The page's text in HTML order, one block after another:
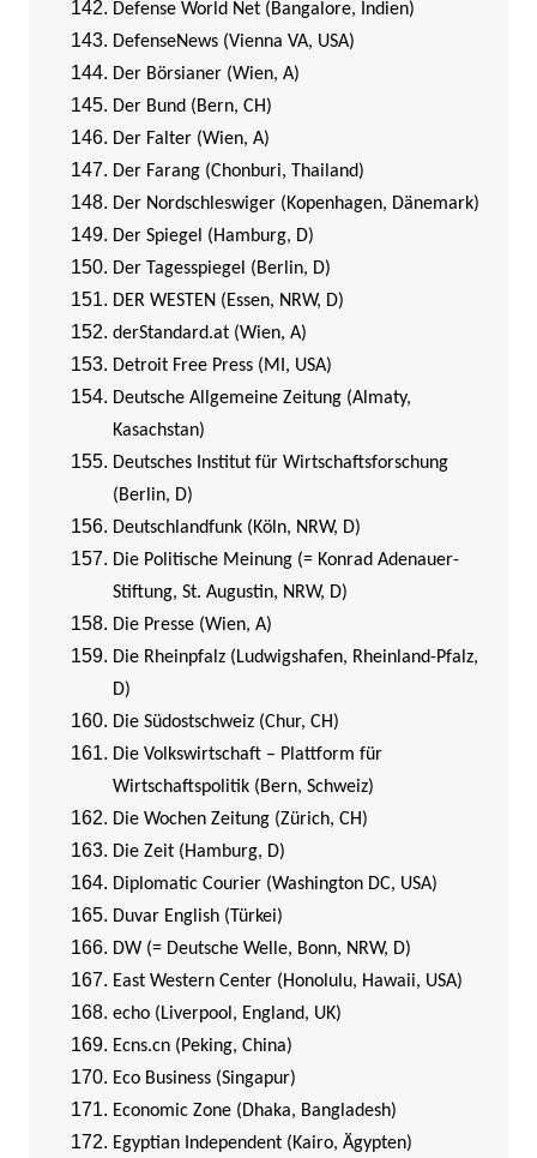
Defense World Net (Bangalore, Indien)
DefenseNews (Vienna VA, USA)
Der Börsianer (Wien, A)
Der Bund (Bern, CH)
Der Falter (Wien, A)
Der Farang (Chonburi, Thailand)
Der Nordschleswiger (Kopenhagen, Dänemark)
Der Spiegel (Hamburg, D)
Der Tagesspiegel (Berlin, D)
DER WESTEN (Essen, NRW, D)
derStandard.at (Wien, A)
Detroit Free Press (MI, USA)
Deutsche Allgemeine Zeitung (Almaty,
Kasachstan)
Deutsches Institut für Wirtschaftsforschung
(Berlin, D)
Deutschlandfunk (Köln, NRW, D)
Die Politische Meinung (= Konrad Adenauer-
Stiftung, St. Augustin, NRW, D)
Die Presse (Wien, A)
Die Rheinpfalz (Ludwigshafen, Rheinland-Pfalz,
D)
Die Südostschweiz (Chur, CH)
Die Volkswirtschaft – Plattform für
Wirtschaftspolitik (Bern, Schweiz)
Die Wochen Zeitung (Zürich, CH)
Die Zeit (Hamburg, D)
Diplomatic Courier (Washington DC, USA)
Duvar English (Türkei)
DW (= Deutsche Welle, Bonn, NRW, D)
East Western Center (Honolulu, Hawaii, USA)
echo (Liverpool, England, UK)
Ecns.cn (Peking, China)
Eco Business (Singapur)
Economic Zone (Dhaka, Bangladesh)
Egyptian Independent (Kairo, Ägypten)